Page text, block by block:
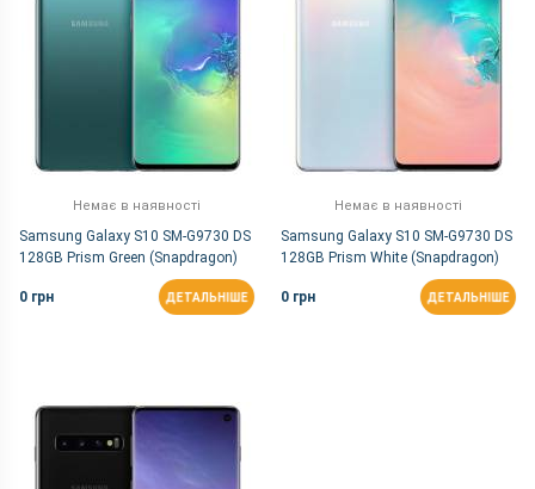
Немає в наявності
Samsung Galaxy S10 SM-G9730 DS
128GB Prism Green (Snapdragon)
0 грн ДЕТАЛЬНІШЕ
Немає в наявності
Samsung Galaxy S10 SM-G9730 DS
128GB Prism White (Snapdragon)
0 грн ДЕТАЛЬНІШЕ